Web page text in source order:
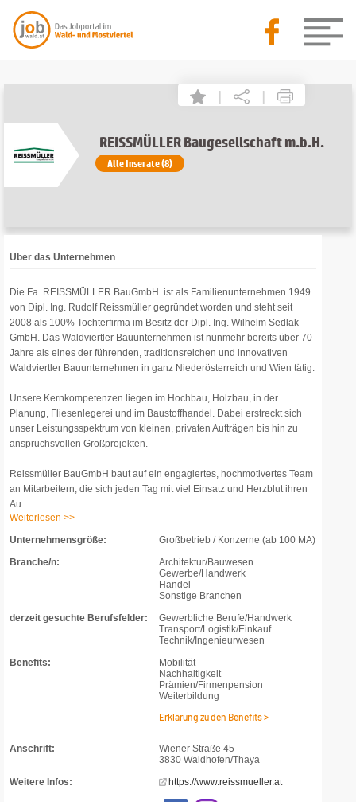
| |
REISSMÜLLER Baugesellschaft m.b.H.
Alle Inserate (8)
Über das Unternehmen
Die Fa. REISSMÜLLER BauGmbH. ist als Familienunternehmen 1949
von Dipl. Ing. Rudolf Reissmüller gegründet worden und steht seit
2008 als 100% Tochterfirma im Besitz der Dipl. Ing. Wilhelm Sedlak
GmbH. Das Waldviertler Bauunternehmen ist nunmehr bereits über 70
Jahre als eines der führenden, traditionsreichen und innovativen
Waldviertler Bauunternehmen in ganz Niederösterreich und Wien tätig.
Unsere Kernkompetenzen liegen im Hochbau, Holzbau, in der
Planung, Fliesenlegerei und im Baustoffhandel. Dabei erstreckt sich
unser Leistungsspektrum von kleinen, privaten Aufträgen bis hin zu
anspruchsvollen Großprojekten.
Reissmüller BauGmbH baut auf ein engagiertes, hochmotivertes Team
an Mitarbeitern, die sich jeden Tag mit viel Einsatz und Herzblut ihren
Au ...
Weiterlesen >>
Unternehmensgröße:
Großbetrieb / Konzerne (ab 100 MA)
Branche/n:
Architektur/Bauwesen
Gewerbe/Handwerk
Handel
Sonstige Branchen
derzeit gesuchte Berufsfelder:
Gewerbliche Berufe/Handwerk
Transport/Logistik/Einkauf
Technik/Ingenieurwesen
Benefits:
Mobilität
Nachhaltigkeit
Prämien/Firmenpension
Weiterbildung
Erklärung zu den Benefits >
Anschrift:
Wiener Straße 45
3830 Waidhofen/Thaya
Weitere Infos:
https://www.reissmueller.at